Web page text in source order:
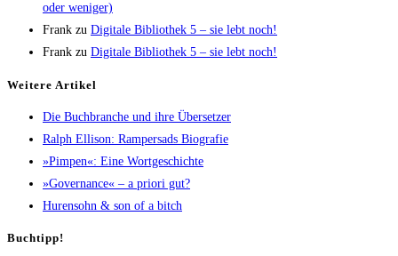
oder weniger)
Frank zu Digi­ta­le Biblio­thek 5 – sie lebt noch!
Frank zu Digi­ta­le Biblio­thek 5 – sie lebt noch!
Wei­te­re Artikel
Die Buch­bran­che und ihre Übersetzer
Ralph Elli­son: Ram­pers­ads Biografie
»Pim­pen«: Eine Wortgeschichte
»Gover­nan­ce« – a prio­ri gut?
Huren­sohn & son of a bitch
Buch­tipp!